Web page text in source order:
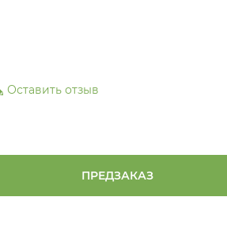
Оставить отзыв
ПРЕДЗАКАЗ